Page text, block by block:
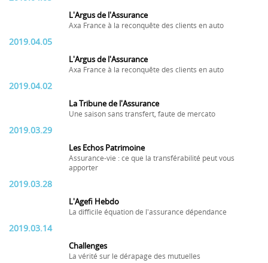
L'Argus de l'Assurance
Axa France à la reconquête des clients en auto
2019.04.05
L'Argus de l'Assurance
Axa France à la reconquête des clients en auto
2019.04.02
La Tribune de l'Assurance
Une saison sans transfert, faute de mercato
2019.03.29
Les Echos Patrimoine
Assurance-vie : ce que la transférabilité peut vous
apporter
2019.03.28
L'Agefi Hebdo
La difficile équation de l'assurance dépendance
2019.03.14
Challenges
La vérité sur le dérapage des mutuelles